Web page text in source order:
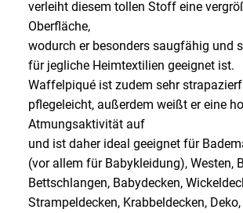
verleiht diesem tollen Stoff eine
Oberfläche,
wodurch er besonders saugfähig und
für jegliche Heimtextilien geeignet ist.
Waffelpiqué ist zudem sehr
pflegeleicht, außerdem weißt er eine
Atmungsaktivität auf
und ist daher ideal geeignet für
(vor allem für Babykleidung), Westen,
Bettschlangen, Babydecken,
Strampeldecken, Krabbeldecken,